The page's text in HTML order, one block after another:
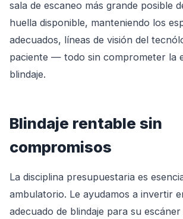
sala de escaneo más grande posible
huella disponible, manteniendo los
adecuados, líneas de visión del
paciente — todo sin comprometer la
blindaje.
Blindaje rentable sin
compromisos
La disciplina presupuestaria es
ambulatorio. Le ayudamos a invertir
adecuado de blindaje para su